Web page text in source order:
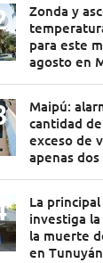
Zonda y
para este
agosto en
Maipú:
cantidad
exceso de
apenas
La
investiga
la muerte
en Tunuyán